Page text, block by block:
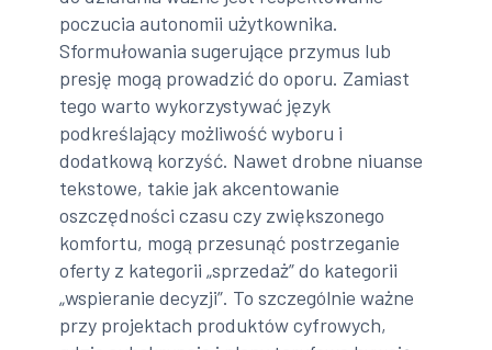
poczucia autonomii użytkownika.
Sformułowania sugerujące przymus lub
presję mogą prowadzić do oporu. Zamiast
tego warto wykorzystywać język
podkreślający możliwość wyboru i
dodatkową korzyść. Nawet drobne niuanse
tekstowe, takie jak akcentowanie
oszczędności czasu czy zwiększonego
komfortu, mogą przesunąć postrzeganie
oferty z kategorii „sprzedaż” do kategorii
„wspieranie decyzji”. To szczególnie ważne
przy projektach produktów cyfrowych,